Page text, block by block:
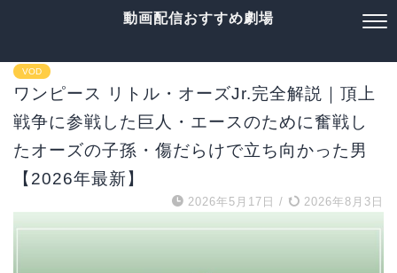
動画配信おすすめ劇場
VOD
ワンピース リトル・オーズJr.完全解説｜頂上
戦争に参戦した巨人・エースのために奮戦し
たオーズの子孫・傷だらけで立ち向かった男
【2026年最新】
2026年5月17日 / 2026年8月3日